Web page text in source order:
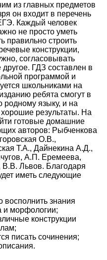
из главных предметов
он входит в перечень
Каждый человек
не просто уметь
правильно строить
конструкции,
согласовывать
ГДЗ составлен в
программой и
школьниками на
ребята смогут в
родному языку, и на
хорошие результаты. На
готовые домашние
авторов: Рыбченкова
О.В.,
Т.А., Дайнекина А.Д.,
А.П. Еремеева,
Львов. Благодаря
иметь следующие
восполнить знания
и морфологии;
конструкции
писать сочинения;